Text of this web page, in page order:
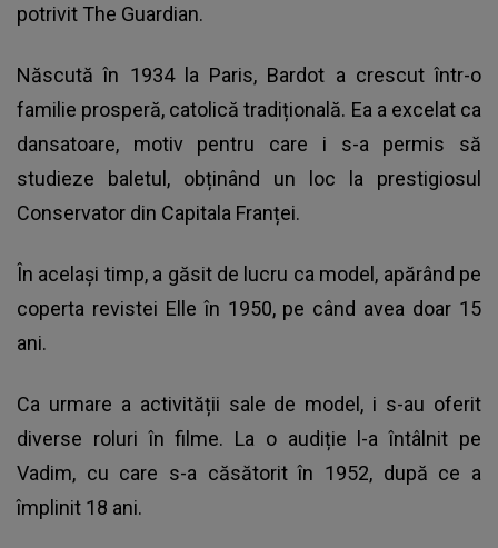
potrivit The Guardian.
Născută în 1934 la Paris, Bardot a crescut într-o
familie prosperă, catolică tradițională. Ea a excelat ca
dansatoare, motiv pentru care i s-a permis să
studieze baletul, obținând un loc la prestigiosul
Conservator din Capitala Franței.
În același timp, a găsit de lucru ca model, apărând pe
coperta revistei Elle în 1950, pe când avea doar 15
ani.
Ca urmare a activității sale de model, i s-au oferit
diverse roluri în filme. La o audiție l-a întâlnit pe
Vadim, cu care s-a căsătorit în 1952, după ce a
împlinit 18 ani.